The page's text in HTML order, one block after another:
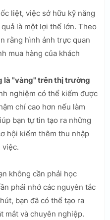
liệt, việc sở hữu kỹ năng
là một lợi thế lớn. Theo
rằng hình ảnh trực quan
mua hàng của khách
là "vàng" trên thị trường
nghiệm có thể kiếm được
chí cao hơn nếu làm
bạn tự tin tạo ra những
hội kiếm thêm thu nhập
việc.
không cần phải học
phải nhớ các nguyên tắc
bạn đã có thể tạo ra
mắt và chuyên nghiệp.